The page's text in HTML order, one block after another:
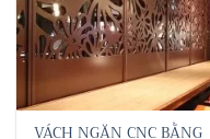
VÁCH NGĂN CNC BẰNG